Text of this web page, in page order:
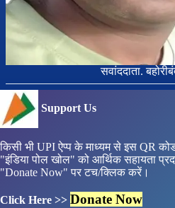
सवांददाता.
Support Us
किसी भी UPI ऐप्प के माध्यम से इस QR
"इंडिया पोल खोल" को आर्थिक सहायता
"Donate Now" पर टच/क्लिक करें।
Click Here >> Donate Now